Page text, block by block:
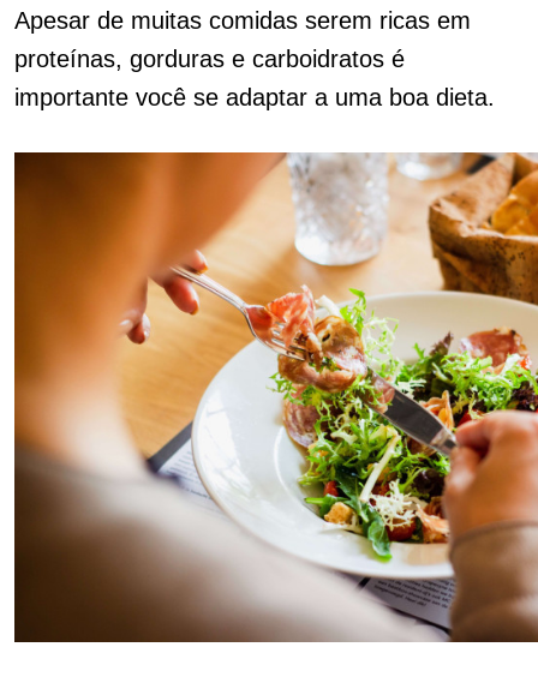
Apesar de muitas comidas serem ricas em
proteínas, gorduras e carboidratos é
importante você se adaptar a uma boa dieta.